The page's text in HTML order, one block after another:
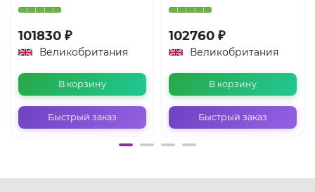
101830 ₽
Великобритания
В корзину
Быстрый заказ
102760 ₽
Великобритания
В корзину
Быстрый заказ